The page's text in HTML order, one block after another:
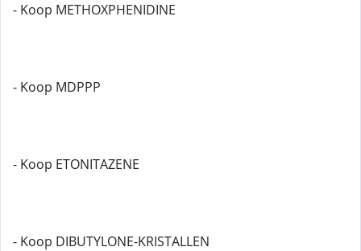
- Koop METHOXPHENIDINE
- Koop MDPPP
- Koop ETONITAZENE
- Koop DIBUTYLONE-KRISTALLEN